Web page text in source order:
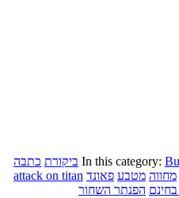
In this category: ביקורת כתבה
מחווה מטבע פאונד attack on titan
הפנתר השחור